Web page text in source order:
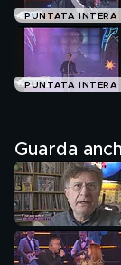
PUNTATA INTERA
PUNTATA INTERA
Guarda